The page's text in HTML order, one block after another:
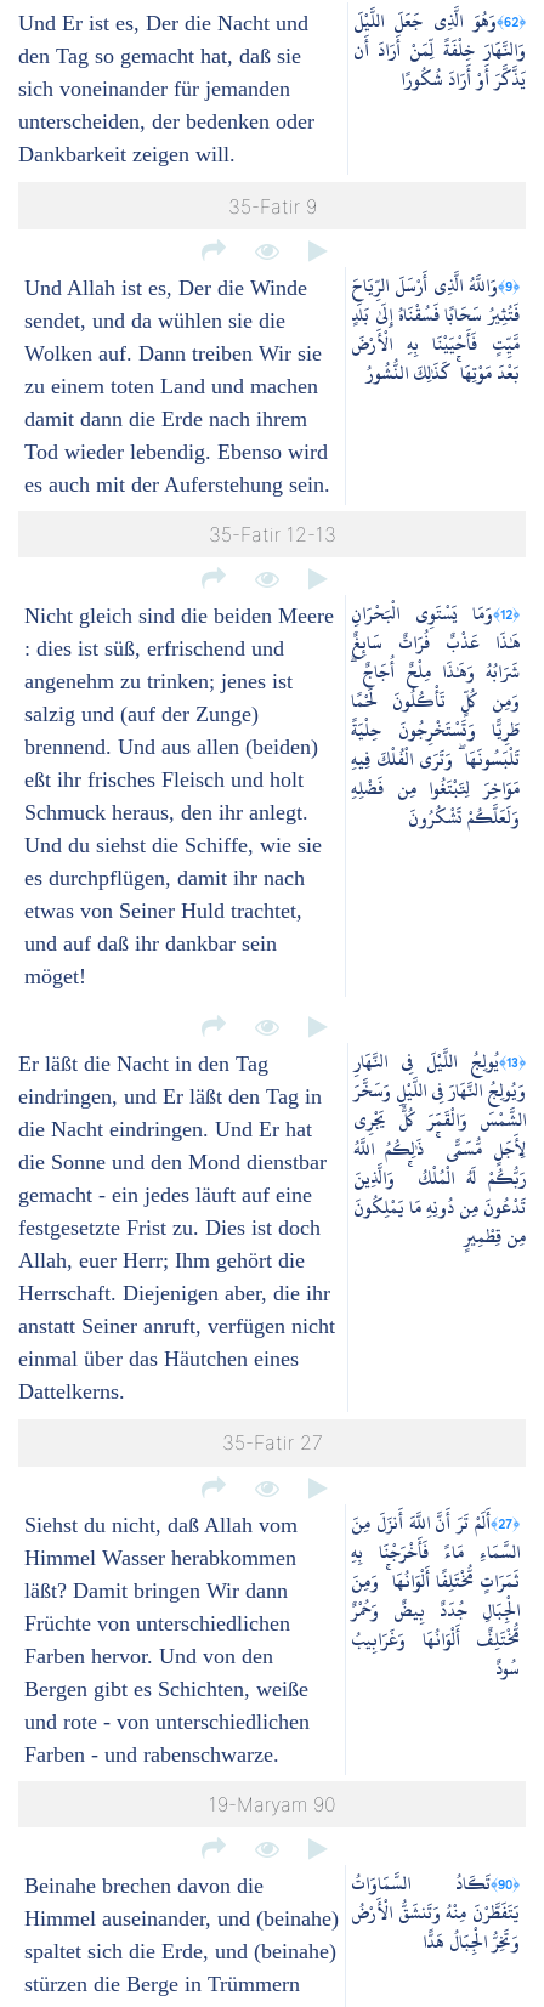
Und Er ist es, Der die Nacht und
den Tag so gemacht hat, daß sie
sich voneinander für jemanden
unterscheiden, der bedenken oder
Dankbarkeit zeigen will.
﴿62﴾
وَهُوَ الَّذِي جَعَلَ اللَّيْلَ
وَالنَّهَارَ خِلْفَةً لِّمَنْ أَرَادَ أَن
يَذَّكَّرَ أَوْ أَرَادَ شُكُورًا
35-Fatir 9
Und Allah ist es, Der die Winde
sendet, und da wühlen sie die
Wolken auf. Dann treiben Wir sie
zu einem toten Land und machen
damit dann die Erde nach ihrem
Tod wieder lebendig. Ebenso wird
es auch mit der Auferstehung sein.
﴿9﴾ وَاللَّهُ الَّذِي أَرْسَلَ الرِّيَاحَ
فَتُثِيرُ سَحَابًا فَسُقْنَاهُ إِلَىٰ بَلَدٍ
مَّيِّتٍ فَأَحْيَيْنَا بِهِ الْأَرْضَ
بَعْدَ مَوْتِهَا ۚ كَذَٰلِكَ النُّشُورُ
35-Fatir 12-13
Nicht gleich sind die beiden Meere
: dies ist süß, erfrischend und
angenehm zu trinken; jenes ist
salzig und (auf der Zunge)
brennend. Und aus allen (beiden)
eßt ihr frisches Fleisch und holt
Schmuck heraus, den ihr anlegt.
Und du siehst die Schiffe, wie sie
es durchpflügen, damit ihr nach
etwas von Seiner Huld trachtet,
und auf daß ihr dankbar sein
möget!
﴿12﴾
وَمَا يَسْتَوِي الْبَحْرَانِ
هَٰذَا عَذْبٌ فُرَاتٌ سَائِغٌ
شَرَابُهُ وَهَٰذَا مِلْحٌ أُجَاجٌ ۖ
وَمِن كُلٍّ تَأْكُلُونَ لَحْمًا
طَرِيًّا وَتَسْتَخْرِجُونَ حِلْيَةً
تَلْبَسُونَهَا ۖ وَتَرَى الْفُلْكَ فِيهِ
مَوَاخِرَ لِتَبْتَغُوا مِن فَضْلِهِ
وَلَعَلَّكُمْ تَشْكُرُونَ
Er läßt die Nacht in den Tag
eindringen, und Er läßt den Tag in
die Nacht eindringen. Und Er hat
die Sonne und den Mond dienstbar
gemacht - ein jedes läuft auf eine
festgesetzte Frist zu. Dies ist doch
Allah, euer Herr; Ihm gehört die
Herrschaft. Diejenigen aber, die ihr
anstatt Seiner anruft, verfügen nicht
einmal über das Häutchen eines
Dattelkerns.
﴿13﴾
يُولِجُ اللَّيْلَ فِي النَّهَارِ
وَيُولِجُ النَّهَارَ فِي اللَّيْلِ وَسَخَّرَ
الشَّمْسَ وَالْقَمَرَ كُلٌّ يَجْرِي
لِأَجَلٍ مُّسَمًّى ۚ ذَٰلِكُمُ اللَّهُ
رَبُّكُمْ لَهُ الْمُلْكُ ۚ وَالَّذِينَ
تَدْعُونَ مِن دُونِهِ مَا يَمْلِكُونَ
مِن قِطْمِيرٍ
35-Fatir 27
Siehst du nicht, daß Allah vom
Himmel Wasser herabkommen
läßt? Damit bringen Wir dann
Früchte von unterschiedlichen
Farben hervor. Und von den
Bergen gibt es Schichten, weiße
und rote - von unterschiedlichen
Farben - und rabenschwarze.
﴿27﴾
أَلَمْ تَرَ أَنَّ اللَّهَ أَنزَلَ مِنَ
السَّمَاءِ مَاءً فَأَخْرَجْنَا بِهِ
ثَمَرَاتٍ مُّخْتَلِفًا أَلْوَانُهَا ۚ وَمِنَ
الْجِبَالِ جُدَدٌ بِيضٌ وَحُمْرٌ
مُّخْتَلِفٌ أَلْوَانُهَا وَغَرَابِيبُ
سُودٌ
19-Maryam 90
Beinahe brechen davon die
Himmel auseinander, und (beinahe)
spaltet sich die Erde, und (beinahe)
stürzen die Berge in Trümmern
﴿90﴾
تَكَادُ السَّمَاوَاتُ
يَتَفَطَّرْنَ مِنْهُ وَتَنشَقُّ الْأَرْضُ
وَتَخِرُّ الْجِبَالُ هَدًّا